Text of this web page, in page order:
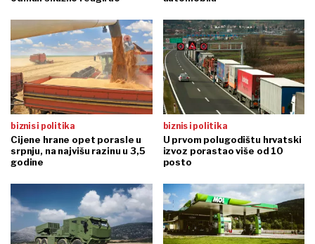
biznis i politika
Cijene hrane opet porasle u
srpnju, na najvišu razinu u 3,5
godine
biznis i politika
U prvom polugodištu hrvatski
izvoz porastao više od 10
posto